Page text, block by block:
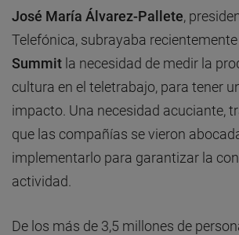
José María Álvarez-Pallete,
Telefónica, subrayaba recientemente
Summit la necesidad de medir la
cultura en el teletrabajo, para tener
impacto. Una necesidad acuciante,
que las compañías se vieron
implementarlo para garantizar la
actividad.
De los más de 3,5 millones de